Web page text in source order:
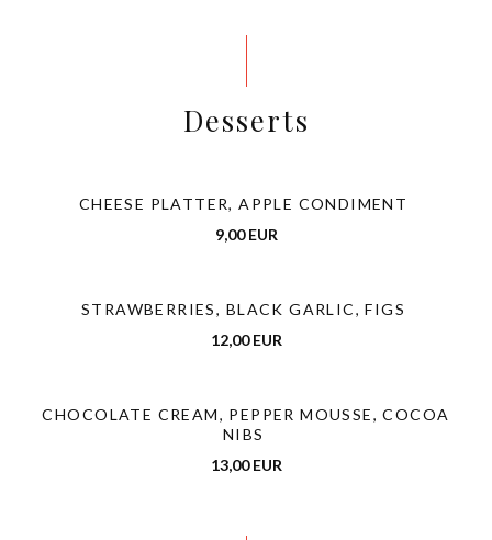
Desserts
CHEESE PLATTER, APPLE CONDIMENT
9,00 EUR
STRAWBERRIES, BLACK GARLIC, FIGS
12,00 EUR
CHOCOLATE CREAM, PEPPER MOUSSE, COCOA
NIBS
13,00 EUR